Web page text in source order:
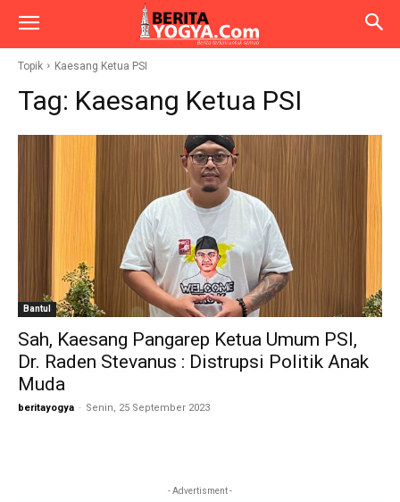
Topik Kaesang Ketua PSI
Tag: Kaesang Ketua PSI
Bantul
Sah, Kaesang Pangarep Ketua Umum PSI,
Dr. Raden Stevanus : Distrupsi Politik Anak
Muda
beritayogya - Senin, 25 September 2023
- Advertisment -